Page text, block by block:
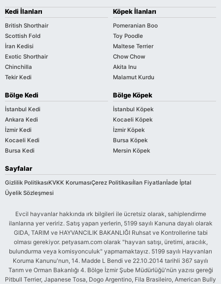
Kedi İlanları
British Shorthair
Scottish Fold
İran Kedisi
Exotic Shorthair
Chinchilla
Tekir Kedi
Köpek İlanları
Pomeranian Boo
Toy Poodle
Maltese Terrier
Chow Chow
Akita Inu
Malamut Kurdu
Bölge Kedi
İstanbul Kedi
Ankara Kedi
İzmir Kedi
Kocaeli Kedi
Bursa Kedi
Bölge Köpek
İstanbul Köpek
Kocaeli Köpek
İzmir Köpek
Bursa Köpek
Mersin Köpek
Sayfalar
Gizlilik PolitikasıKVKK KorumasıÇerez Politikasıİlan Fiyatlarıİade İptal
Üyelik Sözleşmesi
Evcil hayvanlar hakkında ırk bilgileri ile ücretsiz olarak, sahiplendirme
ilanlarına yer veririz. Satış yapan yerlerin, 5199 sayılı Kanuna dayalı olarak
GIDA, TARIM ve HAYVANCILIK BAKANLIĞI Ruhsat ve Kontrollerine tabi
olması gerekiyor. petyasam.com olarak "hayvan satışı, üretimi, aracılık,
bulundurma veya komisyonculuk" yapmamaktayız. 5199 sayılı Hayvanları
Koruma Kanunu'nun, 14. Madde L Bendi ve 22.10.2014 tarihli 367 sayılı
Tarım ve Orman Bakanlığı 4. Bölge İzmir Şube Müdürlüğü'nün yazısı gereği
Pitbull Terrier, Japanese Tosa, Dogo Argentino, Fila Brasileiro, American Bully